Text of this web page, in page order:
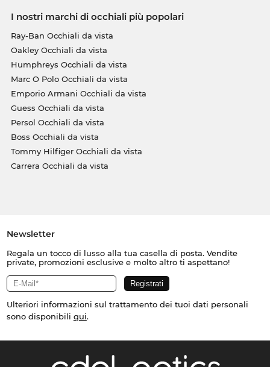
I nostri marchi di occhiali più popolari
Ray-Ban Occhiali da vista
Oakley Occhiali da vista
Humphreys Occhiali da vista
Marc O Polo Occhiali da vista
Emporio Armani Occhiali da vista
Guess Occhiali da vista
Persol Occhiali da vista
Boss Occhiali da vista
Tommy Hilfiger Occhiali da vista
Carrera Occhiali da vista
Newsletter
Regala un tocco di lusso alla tua casella di posta. Vendite
private, promozioni esclusive e molto altro ti aspettano!
Ulteriori informazioni sul trattamento dei tuoi dati personali
sono disponibili qui.